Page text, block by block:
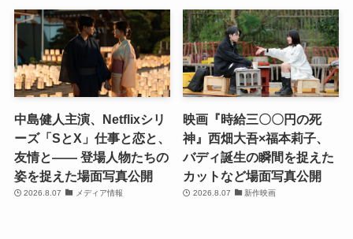
中島健人主演、Netflixシリ
ーズ「SとX」仕事と恋と、
友情と―― 登場人物たちの
姿を捉えた場面写真公開
2026.8.07 メディア情報
映画『時給三〇〇円の死
神』西畑大吾×福本莉子、
バディ誕生の瞬間を捉えた
カットなど場面写真公開
2026.8.07 新作映画